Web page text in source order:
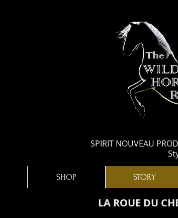
SPIRIT NOUVEAU
SHOP STORY
LA ROUE DU